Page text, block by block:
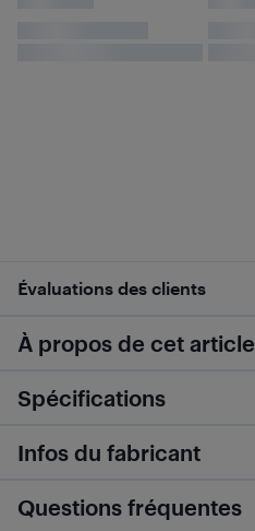
Évaluations des clients
À propos de cet article
Spécifications
Infos du fabricant
Questions fréquentes